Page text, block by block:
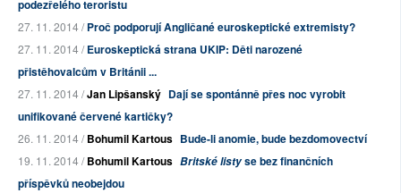
podezřelého teroristu
27. 11. 2014 /Proč podporují Angličané euroskeptické extremisty?
27. 11. 2014 /Euroskeptická strana UKIP: Děti narozené
přistěhovalcům v Británii ...
27. 11. 2014 /Jan Lipšanský Dají se spontánně přes noc vyrobit
unifikované červené kartičky?
26. 11. 2014 /Bohumil Kartous Bude-li anomie, bude bezdomovectví
19. 11. 2014 /Bohumil Kartous Britské listyse bez finančních
příspěvků neobejdou